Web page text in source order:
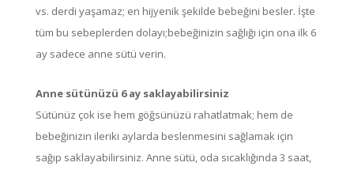
vs. derdi yaşamaz; en hijyenik şekilde bebeğini besler. İşte
tüm bu sebeplerden dolayı;bebeğinizin sağlığı için ona ilk 6
ay sadece anne sütü verin.
Anne sütünüzü 6 ay saklayabilirsiniz
Sütünüz çok ise hem göğsünüzü rahatlatmak; hem de
bebeğinizin ileriki aylarda beslenmesini sağlamak için
sağıp saklayabilirsiniz. Anne sütü, oda sıcaklığında 3 saat,